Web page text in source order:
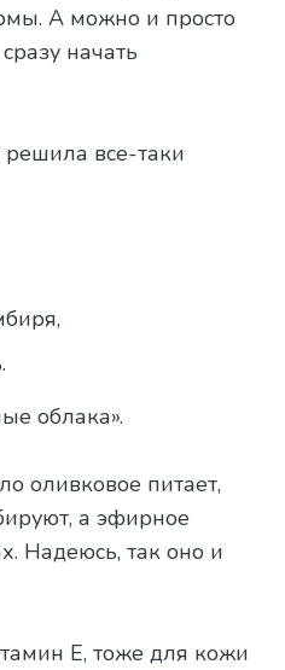
А можно и просто
начать
все-таки
облака».
оливковое питает,
а эфирное
Надеюсь, так оно и
Е, тоже для кожи